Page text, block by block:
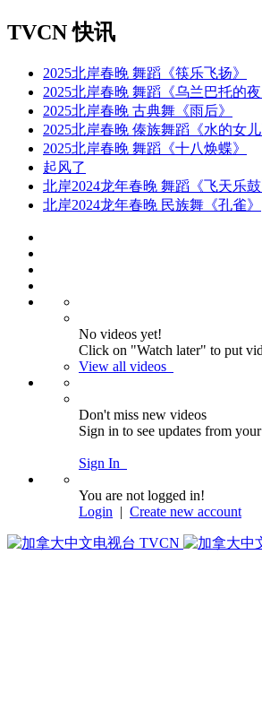
TVCN 快讯
2025北岸春晚 舞蹈《筷乐飞扬》
2025北岸春晚 舞蹈《乌兰巴托的夜
2025北岸春晚 古典舞《雨后》
2025北岸春晚 傣族舞蹈《水的女儿
2025北岸春晚 舞蹈《十八焕蝶》
起风了
北岸2024龙年春晚 舞蹈《飞天乐鼓
北岸2024龙年春晚 民族舞《孔雀》
No videos yet!
Click on "Watch later" to put
View all videos
Don't miss new videos
Sign in to see updates from
Sign In
You are not logged in!
Login | Create new account